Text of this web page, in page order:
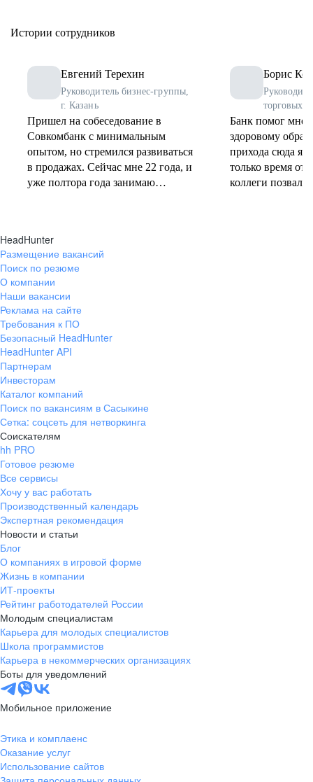
Истории сотрудников
Евгений Терехин
Руководитель бизнес-группы,
г. Казань
Пришел на собеседование в
Совкомбанк с минимальным
опытом, но стремился развиваться
в продажах. Сейчас мне 22 года, и
уже полтора года занимаю
образование. Молодежь сегодня
задаёт тренды и меняет рынок
труда, и горжусь тем, что являюсь
Борис
торговых
Банк помог мне
здоровому
прихода сюда я
только время от
коллеги позвали
HeadHunter
Размещение вакансий
Поиск по резюме
О компании
Наши вакансии
Реклама на сайте
Требования к ПО
Безопасный HeadHunter
HeadHunter API
Партнерам
Инвесторам
Каталог компаний
Поиск по вакансиям в Сасыкине
Сетка: соцсеть для нетворкинга
Соискателям
hh PRO
Готовое резюме
Все сервисы
Хочу у вас работать
Производственный календарь
Экспертная рекомендация
Новости и статьи
Блог
О компаниях в игровой форме
Жизнь в компании
ИТ-проекты
Рейтинг работодателей России
Молодым специалистам
Карьера для молодых специалистов
Школа программистов
Карьера в некоммерческих организациях
Боты для уведомлений
Мобильное приложение
Этика и комплаенс
Оказание услуг
Использование сайтов